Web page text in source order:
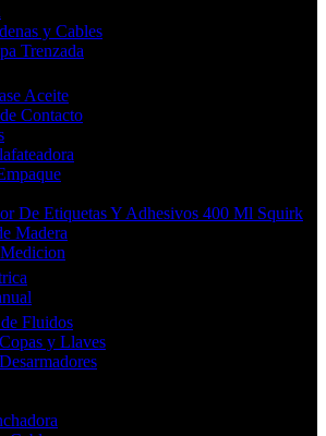
y Cables
Trenzada
Aceite
Contacto
De Etiquetas Y Adhesivos 400 Ml Squirk
Madera
Fluidos
y Llaves